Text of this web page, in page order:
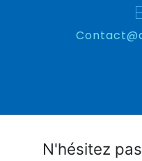
N'hésitez